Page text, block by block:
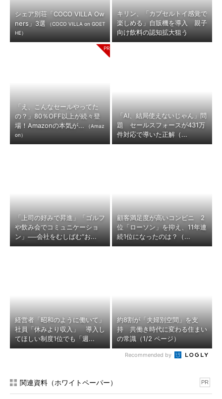
シェア別荘「COCO VILLA Ow
ners」3選
（COCO VILLA on GOET
HE）
キリン、「カプセルトイ感覚で
楽しめる」自販機を導入 親子
向け飲料の認知拡大狙う
「え、こんなセールやってた
の？」80％OFF以上が続々登
場！Amazonの本気が...
（Amaz
on）
「AI、結局使えないじゃん」問
題 セールスフォースが431万
件対応で導いた正解（...
「上司の好みで昇進」「ゴルフ
や飲み会でコミュニケーショ
ン」──会社をむしばむ“お...
顧客満足度が高いコンビニ 2
位「ローソン」を抑え、11年連
続1位になったのは？（...
経営者「昭和のように働いて」
社員「休みより収入」 導入し
てほしい制度1位でも「週...
約8割が「夫婦別空間」を支
持 共働き時代に変わる住まい
の常識（1/2 ページ）
Recommended by
関連資料（ホワイトペーパー） PR